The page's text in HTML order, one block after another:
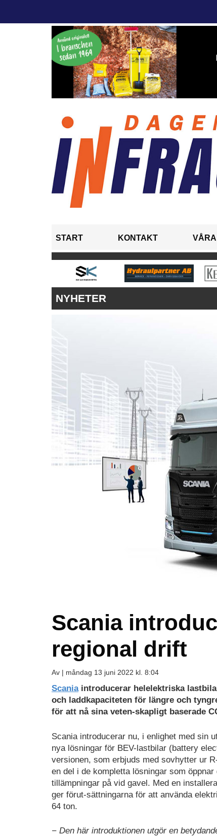
START KONTAKT VÅRA
NYHETER
Scania
regional drift
Av | måndag 13 juni 2022 kl. 8:04
Scaniaintroducerar helelektriska
och laddkapaciteten för längre och
för att nå sina veten-skapligt baserade
Scania introducerar nu, i enlighet med sin
nya lösningar för BEV-lastbilar (battery
versionen, som erbjuds med sovhytter ur
en del i de kompletta lösningar som
tillämpningar på vid gavel. Med en
ger förut-sättningarna för att använda
64 ton.
− Den här introduktionen utgör en